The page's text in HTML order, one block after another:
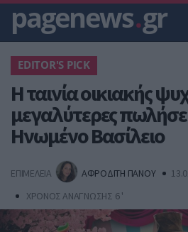
pagenews.gr
EDITOR'S PICK
Η ταινία οικιακής
μεγαλύτερες
Ηνωμένο Βασίλειο
ΕΠΙΜΕΛΕΙΑ ΑΦΡΟΔΙΤΗ ΠΑΝΟΥ
ΧΡΟΝΟΣ ΑΝΑΓΝΩΣΗΣ 6 '